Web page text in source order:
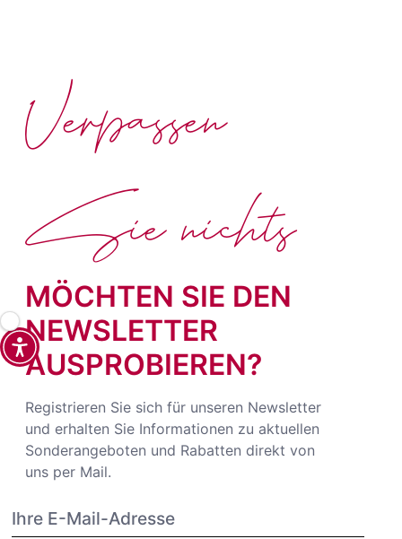
MÖCHTEN SIE DEN
NEWSLETTER
AUSPROBIEREN?
Registrieren Sie sich für unseren Newsletter
und erhalten Sie Informationen zu aktuellen
Sonderangeboten und Rabatten direkt von
uns per Mail.
Verpassen
Sie nichts